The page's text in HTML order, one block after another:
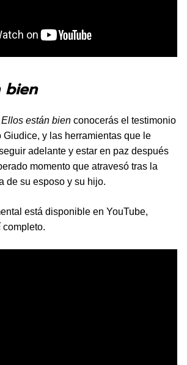
bien
Ellos están bien conocerás el testimonio
Giudice, y las herramientas que le
adelante y estar en paz después
momento que atravesó tras la
de su esposo y su hijo.
está disponible en YouTube,
completo.